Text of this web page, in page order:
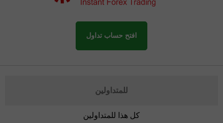
افتح حساب تداول
للمتداولين
كل هذا للمتداولين